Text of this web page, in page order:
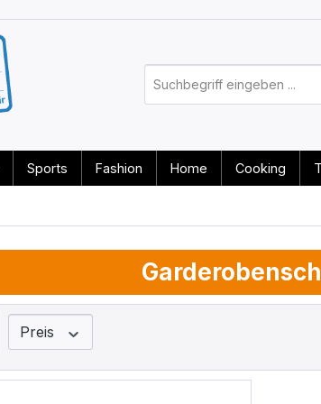
Sports Fashion Home Cooking
Preis